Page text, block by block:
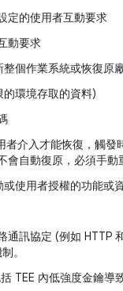
定的使用者互動要求
動要求
個作業系統或恢復原
環境存取的資料)
介入才能恢復，觸發
自動復原，必須手動
使用者授權的功能或
訊協定 (例如 HTTP
。
TEE 內低強度金鑰導